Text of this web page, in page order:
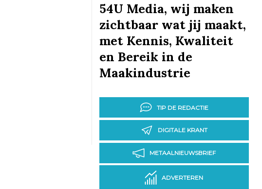
54U Media, wij maken
zichtbaar wat jij maakt,
met Kennis, Kwaliteit
en Bereik in de
Maakindustrie
TIP DE REDACTIE
DIGITALE KRANT
METAALNIEUWSBRIEF
ADVERTEREN